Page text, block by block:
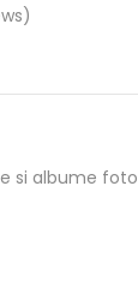
si albume foto